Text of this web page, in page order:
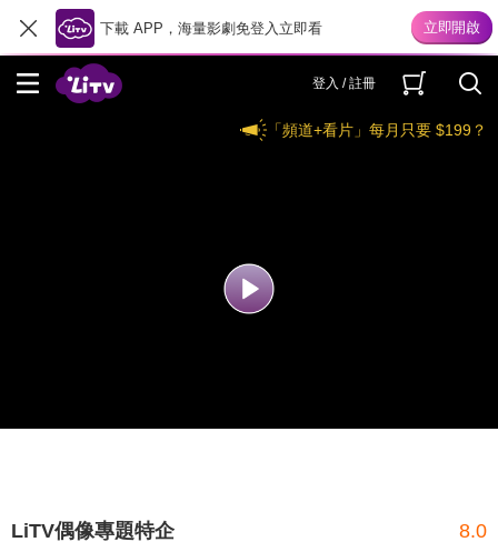
下載 APP，海量影劇免登入立即看
登入 / 註冊
「頻道+看片」每月只要 $199？
LiTV偶像專題特企 8.0